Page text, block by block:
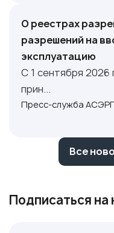
О реестрах
разрешений на
эксплуатацию
С 1 сентября 2026
прин...
Пресс-служба
Все
Подписаться на